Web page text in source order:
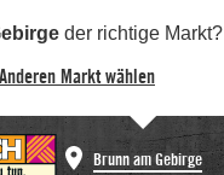
der richtige Markt?
Anderen Markt wählen
Brunn am Gebirge